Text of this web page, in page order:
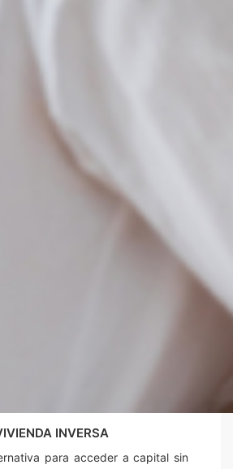
INVERSA
para acceder a capital sin